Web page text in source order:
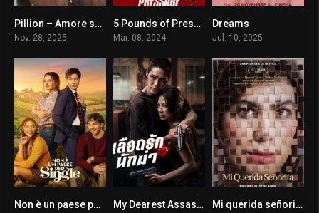
6.9
Pillion – Amore senza freni
Nov. 28, 2025
5.3
5 Pounds of Pressure
Mar. 08, 2024
Dreams
Jul. 10, 2025
0
Non è un paese per single 0My Dearest Assassin 7.2Mi querida señorita